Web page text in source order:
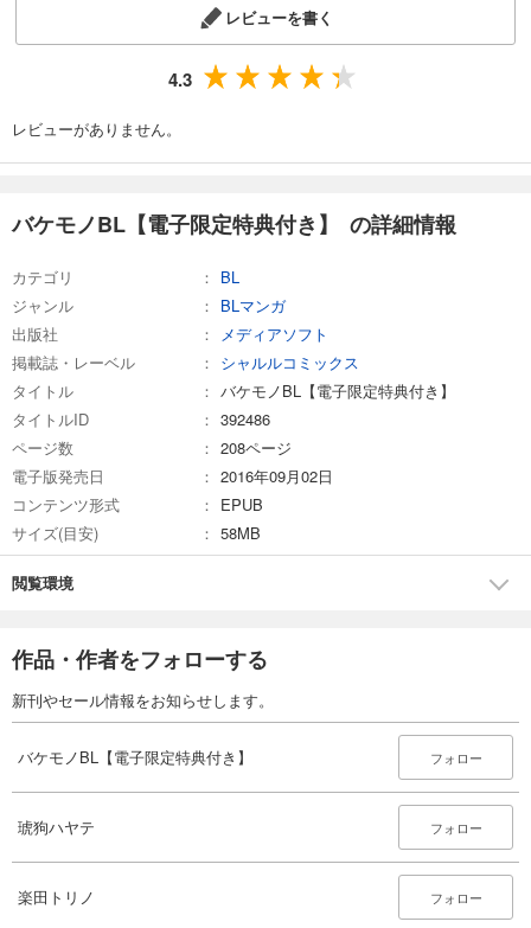
レビューを書く
4.3
レビューがありません。
バケモノBL【電子限定特典付き】 の詳細情報
カテゴリ
BL
ジャンル
BLマンガ
出版社
メディアソフト
掲載誌・レーベル
シャルルコミックス
タイトル
バケモノBL【電子限定特典付き】
タイトルID
392486
ページ数
208ページ
電子版発売日
2016年09月02日
コンテンツ形式
EPUB
サイズ(目安)
58MB
閲覧環境
作品・作者をフォローする
新刊やセール情報をお知らせします。
バケモノBL【電子限定特典付き】 フォロー
琥狗ハヤテ フォロー
楽田トリノ フォロー